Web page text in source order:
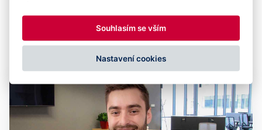
Číst dále
Souhlasím se vším
Nastavení cookies